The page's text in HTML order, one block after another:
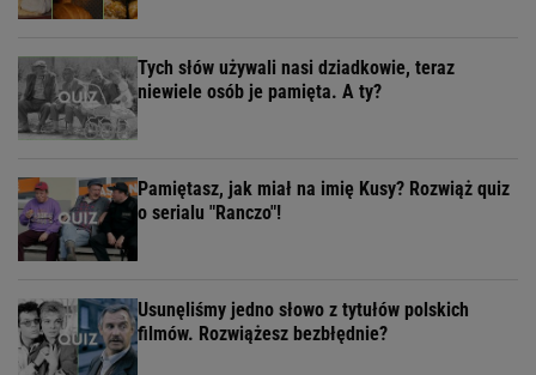
Tych słów używali nasi dziadkowie, teraz
niewiele osób je pamięta. A ty?
Pamiętasz, jak miał na imię Kusy? Rozwiąż quiz
o serialu "Ranczo"!
Usunęliśmy jedno słowo z tytułów polskich
filmów. Rozwiążesz bezbłędnie?